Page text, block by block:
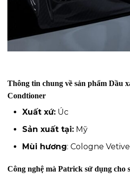
Thông tin chung về sản phẩm Dầu
Condtioner
Xuất xứ: Úc
Sản xuất tại: Mỹ
Mùi hương: Cologne
Công nghệ mà Patrick sử dụng cho